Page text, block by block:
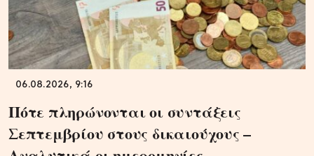
06.08.2026, 9:16
Πότε πληρώνονται οι συντάξεις
Σεπτεμβρίου στους δικαιούχους –